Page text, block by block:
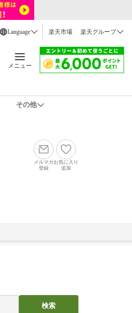
Language 楽天市場 楽天グループ
メニュー
その他
メルマガ
登録
お気に入り
追加
検索